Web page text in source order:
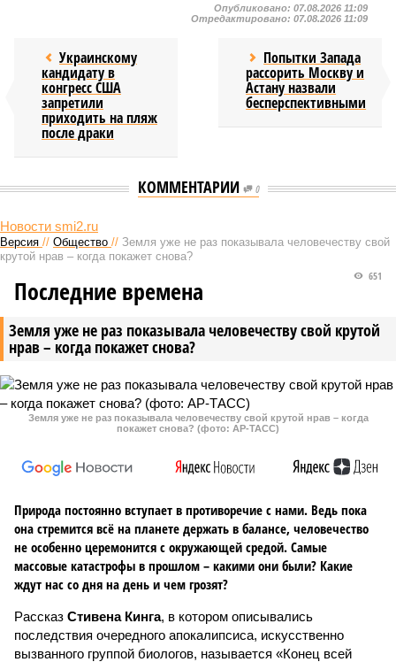
Опубликовано: 07.08.2026 11:09
Отредактировано: 07.08.2026 11:09
Украинскому
кандидату в
конгресс США
запретили
приходить на пляж
после драки
Попытки Запада
рассорить Москву и
Астану назвали
бесперспективными
КОММЕНТАРИИ 0
Новости smi2.ru
Версия // Общество // Земля уже не раз показывала человечеству свой
крутой нрав – когда покажет снова?
Земля уже не раз показывала человечеству свой крутой
нрав – когда покажет снова?
651
Последние времена
Земля уже не раз показывала человечеству свой крутой нрав – когда
покажет снова? (фото: АР-ТАСС)
Природа постоянно вступает в противоречие с нами. Ведь пока
она стремится всё на планете держать в балансе, человечество
не особенно церемонится с окружающей средой. Самые
массовые катастрофы в прошлом – какими они были? Какие
ждут нас со дня на день и чем грозят?
Рассказ Стивена Кинга, в котором описывались
последствия очередного апокалипсиса, искусственно
вызванного группой биологов, называется «Конец всей